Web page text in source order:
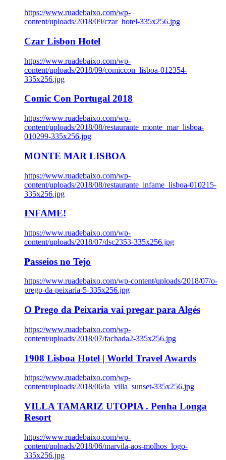
https://www.ruadebaixo.com/wp-
content/uploads/2018/09/czar_hotel-335x256.jpg
Czar Lisbon Hotel
https://www.ruadebaixo.com/wp-
content/uploads/2018/09/comiccon_lisboa-012354-
335x256.jpg
Comic Con Portugal 2018
https://www.ruadebaixo.com/wp-
content/uploads/2018/08/restaurante_monte_mar_lisboa-
010299-335x256.jpg
MONTE MAR LISBOA
https://www.ruadebaixo.com/wp-
content/uploads/2018/08/restaurante_infame_lisboa-010215-
335x256.jpg
INFAME!
https://www.ruadebaixo.com/wp-
content/uploads/2018/07/dsc2353-335x256.jpg
Passeios no Tejo
https://www.ruadebaixo.com/wp-content/uploads/2018/07/o-
prego-da-peixaria-5-335x256.jpg
O Prego da Peixaria vai pregar para Algés
https://www.ruadebaixo.com/wp-
content/uploads/2018/07/fachada2-335x256.jpg
1908 Lisboa Hotel | World Travel Awards
https://www.ruadebaixo.com/wp-
content/uploads/2018/06/la_villa_sunset-335x256.jpg
VILLA TAMARIZ UTOPIA . Penha Longa
Resort
https://www.ruadebaixo.com/wp-
content/uploads/2018/06/marvila-aos-molhos_logo-
335x256.jpg